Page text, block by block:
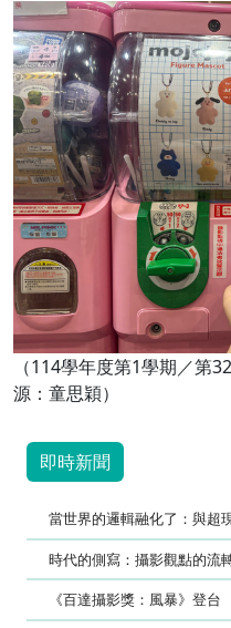
（114學年度第1學期／第
源：童思穎）
即時新聞
當世界的邏輯融化了：與超
時代的側寫：攝影觀點的流
《百達攝影獎：風暴》登